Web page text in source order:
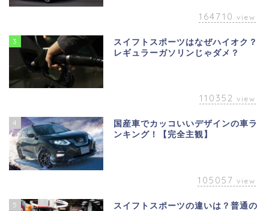
164710 view
3
スイフトスポーツはなぜハイオク？
レギュラーガソリンじゃダメ？
110352 view
4
国産車でカッコいいデザインの車ラ
ンキング！【完全主観】
105057 view
5
スイフトスポーツの違いは？普通の